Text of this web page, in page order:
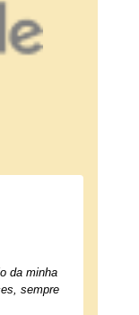
da minha
sempre